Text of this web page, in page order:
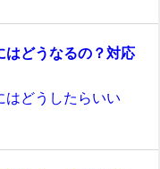
はどうなるの？対応
はどうしたらいい